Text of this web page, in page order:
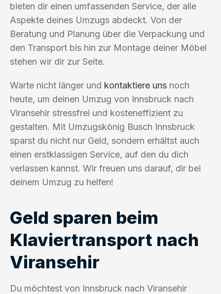
bieten dir einen umfassenden Service, der alle
Aspekte deines Umzugs abdeckt. Von der
Beratung und Planung über die Verpackung und
den Transport bis hin zur Montage deiner Möbel
stehen wir dir zur Seite.
Warte nicht länger und kontaktiere uns noch
heute, um deinen Umzug von Innsbruck nach
Viransehir stressfrei und kosteneffizient zu
gestalten. Mit Umzugskönig Busch Innsbruck
sparst du nicht nur Geld, sondern erhältst auch
einen erstklassigen Service, auf den du dich
verlassen kannst. Wir freuen uns darauf, dir bei
deinem Umzug zu helfen!
Geld sparen beim
Klaviertransport nach
Viransehir
Du möchtest von Innsbruck nach Viransehir